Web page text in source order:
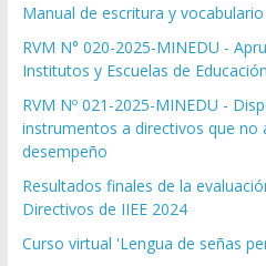
Manual de escritura y
RVM N° 020-2025-MINEDU -
Institutos y Escuelas de
RVM Nº 021-2025-MINEDU -
instrumentos a directivos que no
desempeño
Resultados finales de la
Directivos de IIEE 2024
Curso virtual 'Lengua de señas